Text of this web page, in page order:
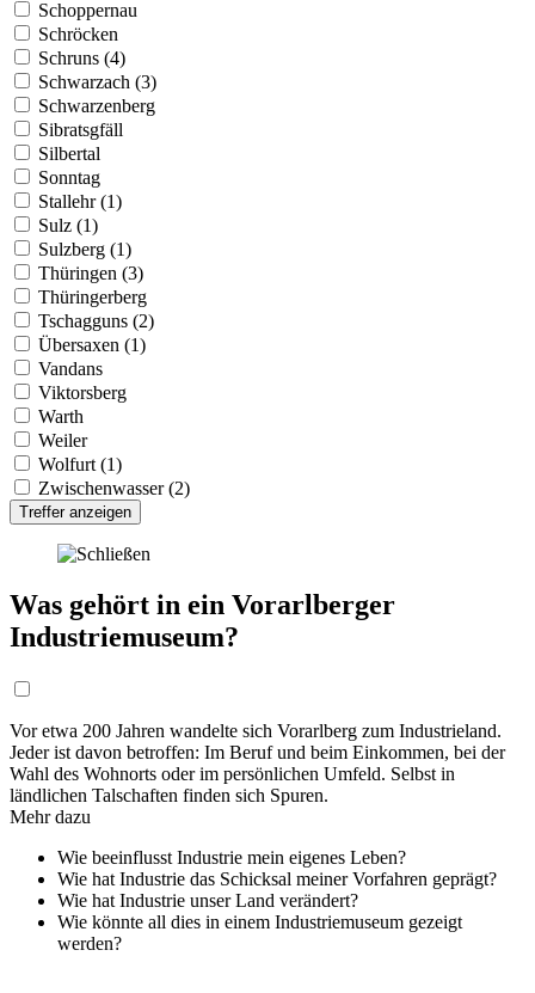
Schoppernau
Schröcken
Schruns (4)
Schwarzach (3)
Schwarzenberg
Sibratsgfäll
Silbertal
Sonntag
Stallehr (1)
Sulz (1)
Sulzberg (1)
Thüringen (3)
Thüringerberg
Tschagguns (2)
Übersaxen (1)
Vandans
Viktorsberg
Warth
Weiler
Wolfurt (1)
Zwischenwasser (2)
Treffer anzeigen
Was gehört in ein Vorarlberger
Industriemuseum?
Vor etwa 200 Jahren wandelte sich Vorarlberg zum Industrieland.
Jeder ist davon betroffen: Im Beruf und beim Einkommen, bei der
Wahl des Wohnorts oder im persönlichen Umfeld. Selbst in
ländlichen Talschaften finden sich Spuren.
Mehr dazu
Wie beeinflusst Industrie mein eigenes Leben?
Wie hat Industrie das Schicksal meiner Vorfahren geprägt?
Wie hat Industrie unser Land verändert?
Wie könnte all dies in einem Industriemuseum gezeigt
werden?